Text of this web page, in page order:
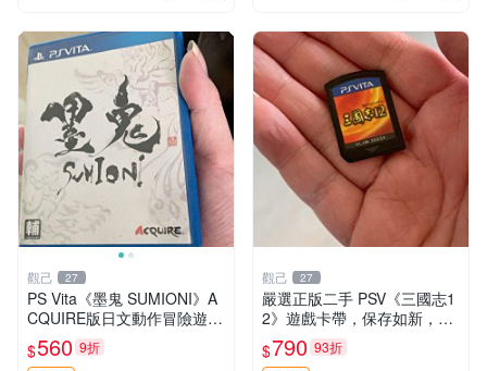
觀己 27
PS Vita《墨鬼 SUMIONI》A
CQUIRE版日文動作冒險遊戲
支持觸控 國內發貨 同城享優
惠 中文日文對譯 好成色卡帶
$560 9折
觀己 27
嚴選正版二手 PSV《三國志1
2》遊戲卡帶，保存如新，游
戲內容完美好如初，適合收藏
或即刻遊玩 三國志12 PSV 卡
$790 93折